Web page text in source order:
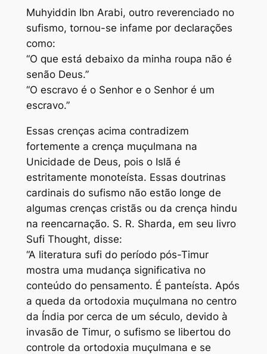
Muhyiddin Ibn Arabi, outro reverenciado no
sufismo, tornou-se infame por declarações
como:
“O que está debaixo da minha roupa não é
senão Deus.”
“O escravo é o Senhor e o Senhor é um
escravo.”
Essas crenças acima contradizem
fortemente a crença muçulmana na
Unicidade de Deus, pois o Islã é
estritamente monoteísta. Essas doutrinas
cardinais do sufismo não estão longe de
algumas crenças cristãs ou da crença hindu
na reencarnação. S. R. Sharda, em seu livro
Sufi Thought, disse:
“A literatura sufi do período pós-Timur
mostra uma mudança significativa no
conteúdo do pensamento. É panteísta. Após
a queda da ortodoxia muçulmana no centro
da Índia por cerca de um século, devido à
invasão de Timur, o sufismo se libertou do
controle da ortodoxia muçulmana e se